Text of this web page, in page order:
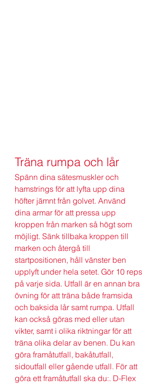
Träna rumpa och lår
Spänn dina sätesmuskler och
hamstrings för att lyfta upp dina
höfter jämnt från golvet. Använd
dina armar för att pressa upp
kroppen från marken så högt som
möjligt. Sänk tillbaka kroppen till
marken och återgå till
startpositionen, håll vänster ben
upplyft under hela setet. Gör 10 reps
på varje sida. Utfall är en annan bra
övning för att träna både framsida
och baksida lår samt rumpa. Utfall
kan också göras med eller utan
vikter, samt i olika riktningar för att
träna olika delar av benen. Du kan
göra framåtutfall, bakåtutfall,
sidoutfall eller gående utfall. För att
göra ett framåtutfall ska du:. D-Flex